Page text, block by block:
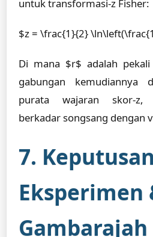
untuk transformasi-z Fisher:
$z = \frac{1}{2}
Di mana $r$ adalah pekali
gabungan kemudiannya
purata wajaran skor-z,
berkadar songsang dengan
7. Keputusan
Eksperimen
Gambarajah